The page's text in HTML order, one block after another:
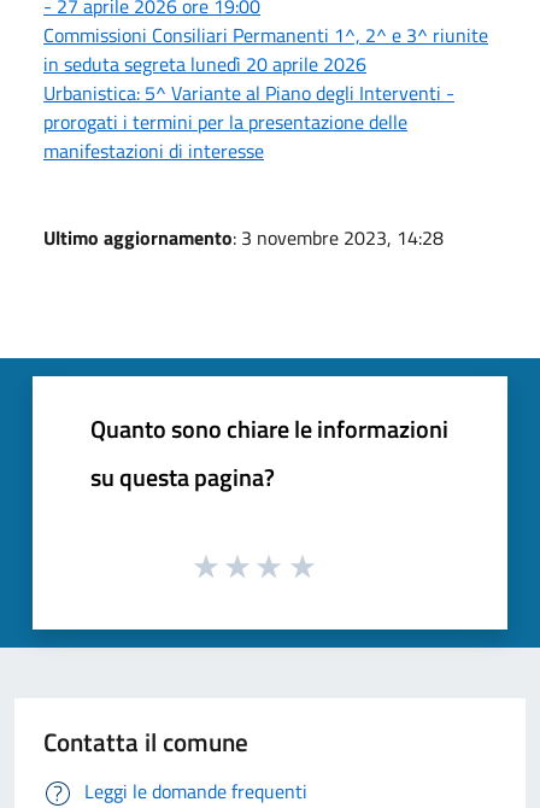
Commissioni Consiliari Permanenti 1^, 2^ e 3^ riunite
in seduta segreta lunedì 20 aprile 2026
Urbanistica: 5^ Variante al Piano degli Interventi -
prorogati i termini per la presentazione delle
manifestazioni di interesse
Ultimo aggiornamento: 3 novembre 2023, 14:28
Quanto sono chiare le informazioni
su questa pagina?
Contatta il comune
Leggi le domande frequenti